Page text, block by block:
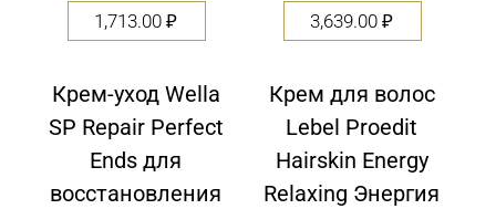
1,713.00 ₽
Крем-уход Wella
SP Repair Perfect
Ends для
восстановления
3,639.00 ₽
Крем для волос
Lebel Proedit
Hairskin Energy
Relaxing Энергия